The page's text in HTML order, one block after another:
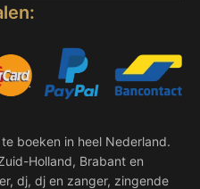
boeken in heel Nederland.
Holland, Brabant en
dj, dj en zanger, zingende